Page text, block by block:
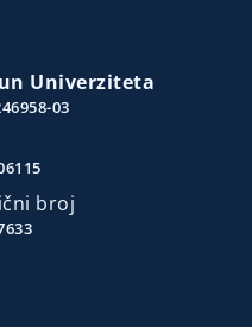
Univerziteta
03
broj